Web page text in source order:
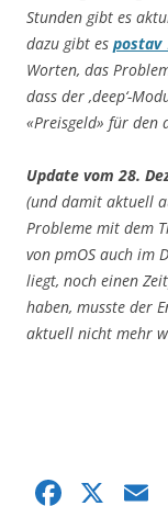
Stunden gibt es
dazu gibt es
Worten, das
dass der ‚deep‘-
«Preisgeld» für den
Update vom 28.
(und damit aktuell
Probleme mit dem
von pmOS auch im
liegt, noch einen
haben, musste der
aktuell nicht mehr
F X